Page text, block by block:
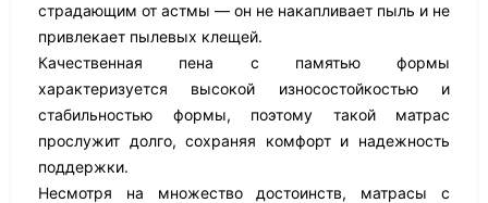
страдающим от астмы — он не накапливает пыль и не
привлекает пылевых клещей.
Качественная пена с памятью формы
характеризуется высокой износостойкостью и
стабильностью формы, поэтому такой матрас
прослужит долго, сохраняя комфорт и надежность
поддержки.
Несмотря на множество достоинств, матрасы с